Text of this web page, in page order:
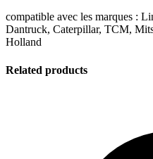
compatible avec les marques :
Dantruck, Caterpillar, TCM,
Holland
Related products